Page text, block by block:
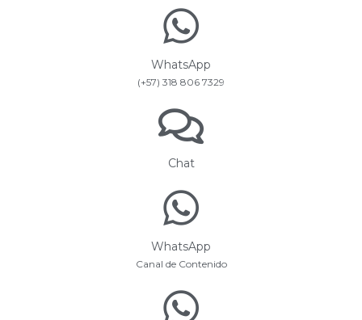
WhatsApp
(+57) 318 806 7329
Chat
WhatsApp
Canal de Contenido